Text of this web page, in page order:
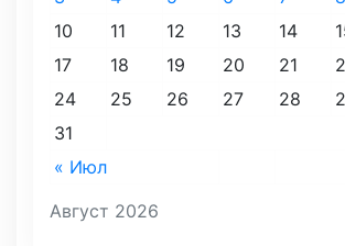
Август 2026
« Июл
10
11 12 13 14
17
18 19 20 21
24
25 26 27 28
31